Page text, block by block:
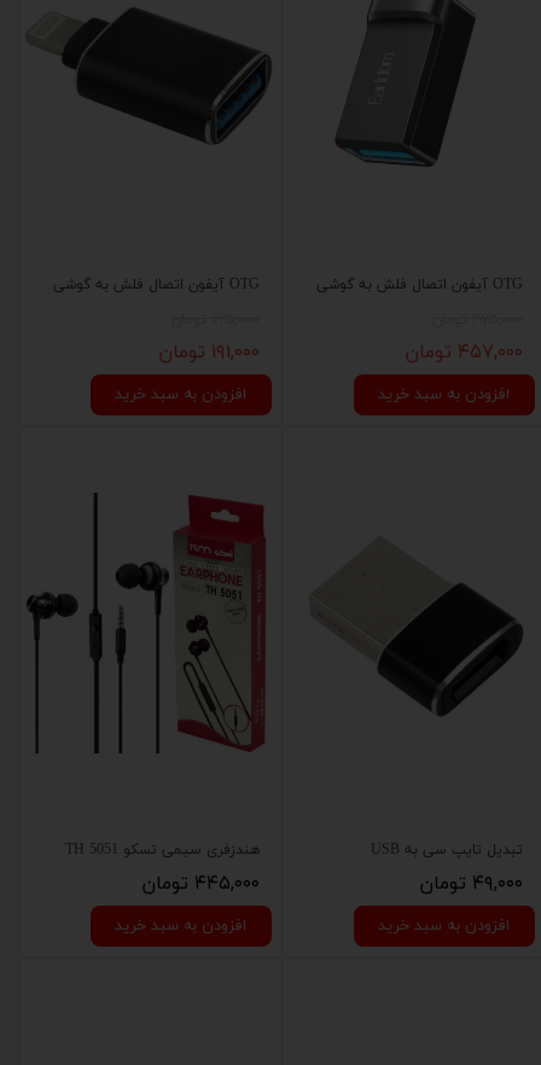
OTG آیفون اتصال فلش به گوشی
۴۵۷,۰۰۰ تومان
افزودن به سبد خرید
OTG آیفون اتصال فلش به گوشی
۱۹۱,۰۰۰ تومان
افزودن به سبد خرید
تبدیل تایپ سی به USB
۴۹,۰۰۰ تومان
افزودن به سبد خرید
هندزفری سیمی تسکو TH 5051
۴۴۵,۰۰۰ تومان
افزودن به سبد خرید